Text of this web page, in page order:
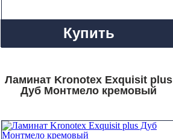
Купить
Ламинат Kronotex Exquisit plus
Дуб Монтмело кремовый